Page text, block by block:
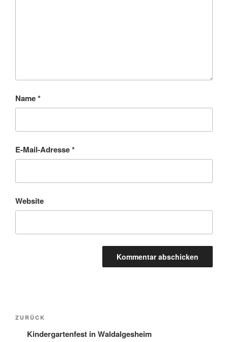
Name*
E-Mail-Adresse*
Website
Beitragsnavigation
Vorheriger
Beitrag
ZURÜCK
Kindergartenfest in Waldalgesheim